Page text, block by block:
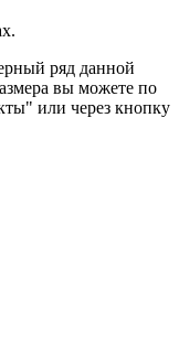
ряд данной
вы можете по
или через кнопку